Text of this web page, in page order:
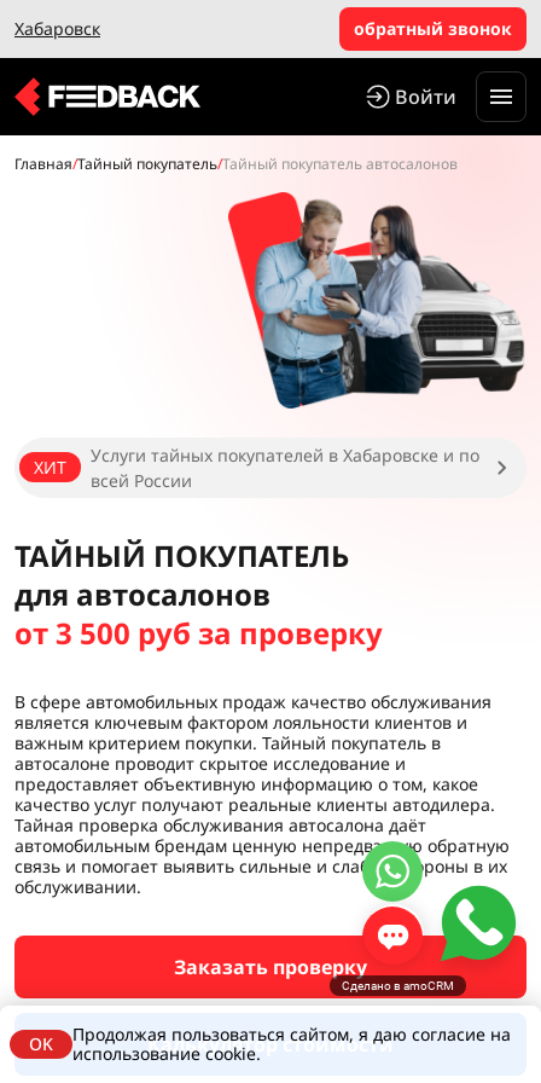
Хабаровск обратный звонок
Войти
Главная/Тайный покупатель/Тайный покупатель автосалонов
ХИТ
Услуги тайных покупателей в Хабаровске и по
всей России
ТАЙНЫЙ ПОКУПАТЕЛЬ
для автосалонов
от 3 500 руб за проверку
В сфере автомобильных продаж качество обслуживания
является ключевым фактором лояльности клиентов и
важным критерием покупки. Тайный покупатель в
автосалоне проводит скрытое исследование и
предоставляет объективную информацию о том, какое
качество услуг получают реальные клиенты автодилера.
Тайная проверка обслуживания автосалона даёт
автомобильным брендам ценную непредвзятую обратную
связь и помогает выявить сильные и слабые стороны в их
обслуживании.
Заказать проверку
Калькулятор стоимости
OK
Продолжая пользоваться сайтом, я даю согласие на
использование cookie.
Сделано в amoCRM